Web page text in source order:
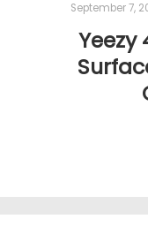
September 7,
Yeezy